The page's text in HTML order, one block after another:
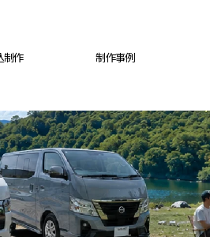
制作 制作事例